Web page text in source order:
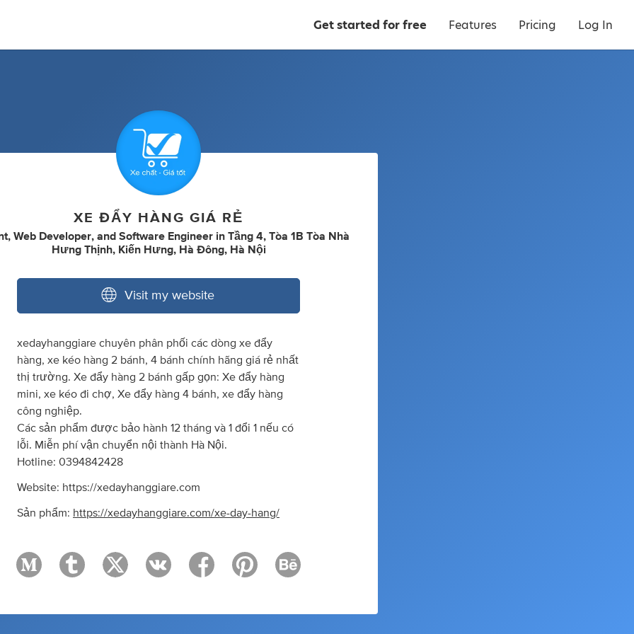
Get started for free Features Pricing Log In
XE ĐẨY HÀNG GIÁ RẺ
, Web Developer, and Software Engineer in Tầng 4, Tòa 1B Tòa Nhà
Hưng Thịnh, Kiến Hưng, Hà Đông, Hà Nội
Visit my website
xedayhanggiare chuyên phân phối các dòng xe đẩy
hàng, xe kéo hàng 2 bánh, 4 bánh chính hãng giá rẻ nhất
thị trường. Xe đẩy hàng 2 bánh gấp gọn: Xe đẩy hàng
mini, xe kéo đi chợ, Xe đẩy hàng 4 bánh, xe đẩy hàng
công nghiệp.
Các sản phẩm được bảo hành 12 tháng và 1 đổi 1 nếu có
lỗi. Miễn phí vận chuyển nội thành Hà Nội.
Hotline: 0394842428
Website: https://xedayhanggiare.com
Sản phẩm: https://xedayhanggiare.com/xe-day-hang/